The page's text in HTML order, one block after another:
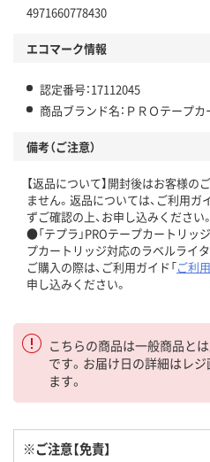
4971660778430
エコマーク情報
認定番号：17112045
商品ブランド名：ＰＲＯテープ
備考（ご注意）
【返品について】開封後はお客様
ません。返品については、ご利用ガ
ずご確認の上、お申し込みください。
●「テプラ」PROテープカートリッジ
プカートリッジ対応のラベルライ
ご購入の際は、ご利用ガイド「ご利
申し込みください。
こちらの商品は一般商品と
です。お届け日の詳細はレ
ます。
※ご注意【免責】